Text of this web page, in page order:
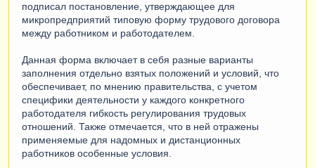
подписал постановление, утверждающее для
микропредприятий типовую форму трудового договора
между работником и работодателем.
Данная форма включает в себя разные варианты
заполнения отдельно взятых положений и условий, что
обеспечивает, по мнению правительства, с учетом
специфики деятельности у каждого конкретного
работодателя гибкость регулирования трудовых
отношений. Также отмечается, что в ней отражены
применяемые для надомных и дистанционных
работников особенные условия.